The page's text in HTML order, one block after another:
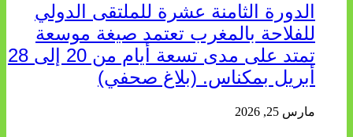
الدورة الثامنة عشرة للملتقى الدولي
للفلاحة بالمغرب تعتمد صيغة موسعة
تمتد على مدى تسعة أيام من 20 إلى 28
أبريل بمكناس. (بلاغ صحفي)
مارس 25, 2026